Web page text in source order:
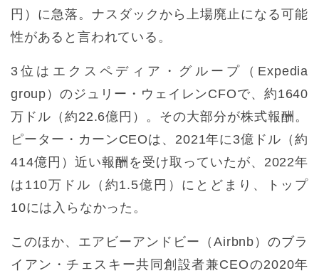
円）に急落。ナスダックから上場廃止になる可能
性があると言われている。
3位はエクスペディア・グループ（Expedia
group）のジュリー・ウェイレンCFOで、約1640
万ドル（約22.6億円）。その大部分が株式報酬。
ピーター・カーンCEOは、2021年に3億ドル（約
414億円）近い報酬を受け取っていたが、2022年
は110万ドル（約1.5億円）にとどまり、トップ
10には入らなかった。
このほか、エアビーアンドビー（Airbnb）のブラ
イアン・チェスキー共同創設者兼CEOの2020年